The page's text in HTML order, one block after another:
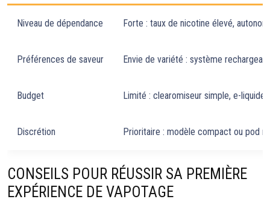
Niveau de dépendance Forte : taux de nicotine élevé,
Préférences de saveur Envie de variété : système
Budget Limité : clearomiseur simple, e-
Discrétion Prioritaire : modèle compact ou pod
CONSEILS POUR RÉUSSIR SA PREMIÈRE
EXPÉRIENCE DE VAPOTAGE